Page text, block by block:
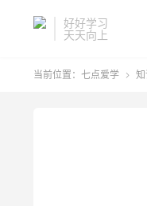
好好学习
天天向上
当前位置： 七点爱学 